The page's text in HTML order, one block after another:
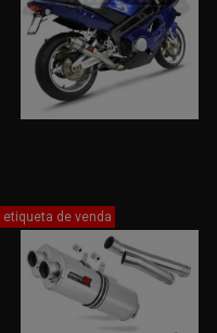
etiqueta de venda